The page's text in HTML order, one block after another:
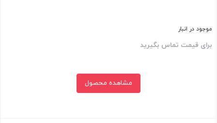
موجود در انبار
برای قیمت تماس بگیرید
مشاهده محصول